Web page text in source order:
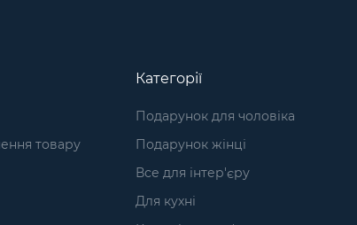
товару
Категорії
Подарунок для чоловіка
Подарунок жінці
Все для інтер'єру
Для кухні